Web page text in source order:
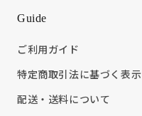
Guide
ご利用ガイド
特定商取引法に基づく表示
配送・送料について